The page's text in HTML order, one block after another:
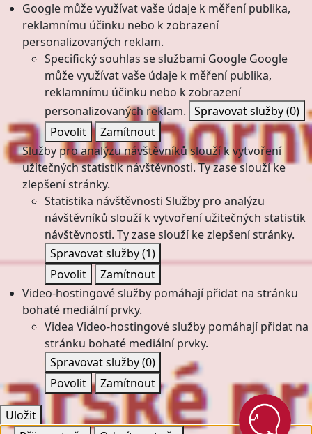
Google může využívat vaše údaje k měření publika,
reklamnímu účinku nebo k zobrazení
personalizovaných reklam.
Specifický souhlas se službami Google Google
může využívat vaše údaje k měření publika,
reklamnímu účinku nebo k zobrazení
personalizovaných reklam. Spravovat služby(0)
Povolit
Zamítnout
Služby pro analýzu návštěvníků slouží k vytvoření
užitečných statistik návštěvnosti. Ty zase slouží ke
zlepšení stránky.
Statistika návštěvnosti Služby pro analýzu
návštěvníků slouží k vytvoření užitečných statistik
návštěvnosti. Ty zase slouží ke zlepšení stránky.
Spravovat služby(1)
Povolit
Zamítnout
Video-hostingové služby pomáhají přidat na stránku
bohaté mediální prvky.
Videa Video-hostingové služby pomáhají přidat na
stránku bohaté mediální prvky.
Spravovat služby(0)
Povolit
Zamítnout
Uložit